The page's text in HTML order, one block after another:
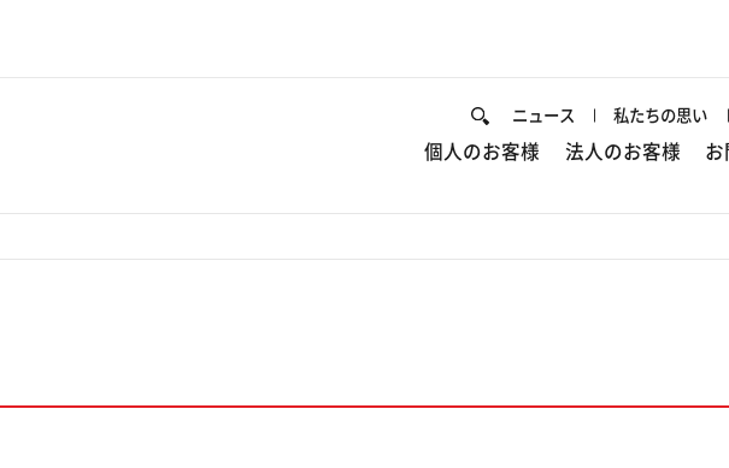
ニュース 私たちの思い
個人のお客様 法人のお客様 お